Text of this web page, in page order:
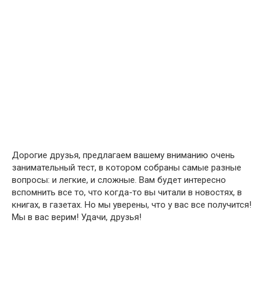
Дорогие друзья, предлагаем вашему вниманию очень
занимательный тест, в котором собраны самые разные
вопросы: и легкие, и сложные. Вам будет интересно
вспомнить все то, что когда-то вы читали в новостях, в
книгах, в газетах. Но мы уверены, что у вас все получится!
Мы в вас верим! Удачи, друзья!